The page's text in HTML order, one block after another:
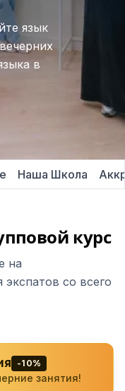
язык
в
Наша Школа
курс
на
со всего
-10%
занятия!